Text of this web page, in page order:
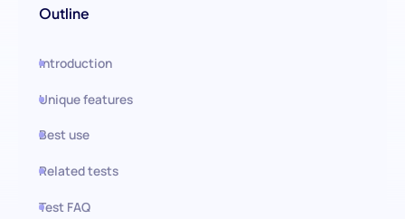
Outline
Introduction
Unique features
Best use
Related tests
Test FAQ